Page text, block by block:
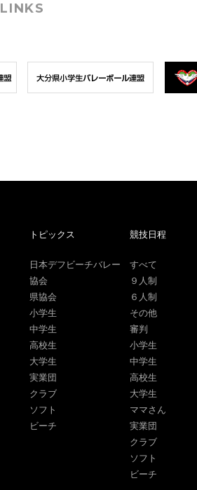
LINKS
トピックス
日本デフビーチバレー
協会
県協会
小学生
中学生
高校生
大学生
実業団
クラブ
ソフト
ビーチ
競技日程
すべて
９人制
６人制
その他
審判
小学生
中学生
高校生
大学生
ママさん
実業団
クラブ
ソフト
ビーチ